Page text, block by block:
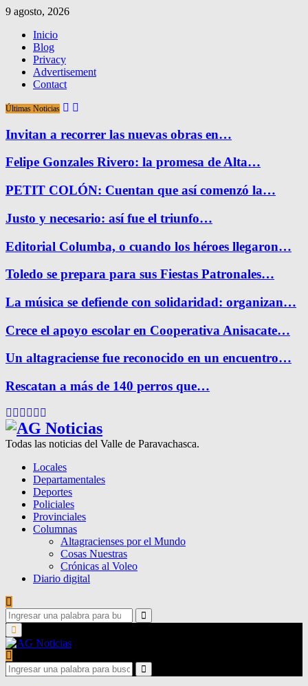
9 agosto, 2026
Inicio
Blog
Privacy
Advertisement
Contact
Últimas Noticias
Invitan a recorrer las nuevas obras en…
Felipe Gonzales Rivero: la promesa de Alta…
PETIT COLÓN: Cuentan que así comenzó la…
Justo y necesario: así fue el triunfo…
Editorial Columba, o cuando los héroes llegaron…
Toledo se prepara para sus Fiestas Patronales…
La música se defiende con solidaridad: organizan…
Crece el apoyo escolar en Cooperativa Anisacate…
Un altagraciense fue reconocido en un encuentro…
Rescatan a más de 140 perros que…
Facebook
Twitter
Instagram
Pinterest
Google
Todas las noticias del Valle de Paravachasca.
Locales
Departamentales
Deportes
Policiales
Provinciales
Columnas
Altagracienses por el Mundo
Cosas Nuestras
Crónicas al Voleo
Diario digital
Search
for:
Search
Primary
Menu
Search
for:
Search